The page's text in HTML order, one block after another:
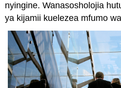
nyingine. Wanasosholojia
ya kijamii kuelezea mfumo